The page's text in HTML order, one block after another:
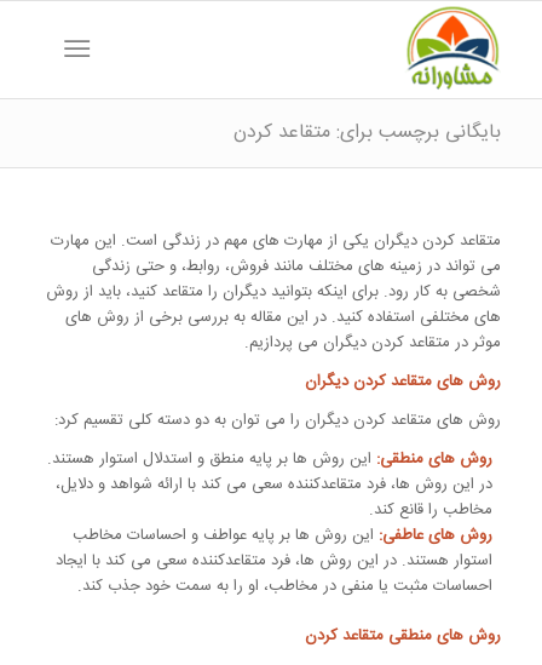
بایگانی برچسب برای: متقاعد کردن
متقاعد کردن دیگران یکی از مهارت های مهم در زندگی است. این مهارت
می تواند در زمینه های مختلف مانند فروش، روابط، و حتی زندگی
شخصی به کار رود. برای اینکه بتوانید دیگران را متقاعد کنید، باید از روش
های مختلفی استفاده کنید. در این مقاله به بررسی برخی از روش های
موثر در متقاعد کردن دیگران می پردازیم.
روش های متقاعد کردن دیگران
روش های متقاعد کردن دیگران را می توان به دو دسته کلی تقسیم کرد:
روش های منطقی: این روش ها بر پایه منطق و استدلال استوار هستند.
در این روش ها، فرد متقاعدکننده سعی می کند با ارائه شواهد و دلایل،
مخاطب را قانع کند.
روش های عاطفی: این روش ها بر پایه عواطف و احساسات مخاطب
استوار هستند. در این روش ها، فرد متقاعدکننده سعی می کند با ایجاد
احساسات مثبت یا منفی در مخاطب، او را به سمت خود جذب کند.
روش های منطقی متقاعد کردن